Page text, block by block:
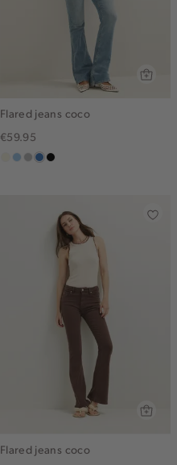
Flared jeans coco
€59.95
wit,lichtblauw
grijs,middenblauw
zwart,
Flared jeans coco